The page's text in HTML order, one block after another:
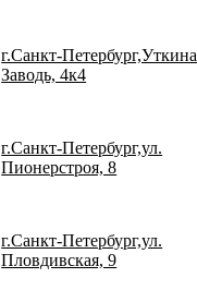
г.Санкт-Петербург,Уткина
Заводь, 4к4
г.Санкт-Петербург,ул.
Пионерстроя, 8
г.Санкт-Петербург,ул.
Пловдивская, 9